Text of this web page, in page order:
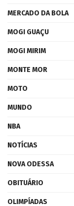
MERCADO DA BOLA
MOGI GUAÇU
MOGI MIRIM
MONTE MOR
MOTO
MUNDO
NBA
NOTÍCIAS
NOVA ODESSA
OBITUÁRIO
OLIMPÍADAS